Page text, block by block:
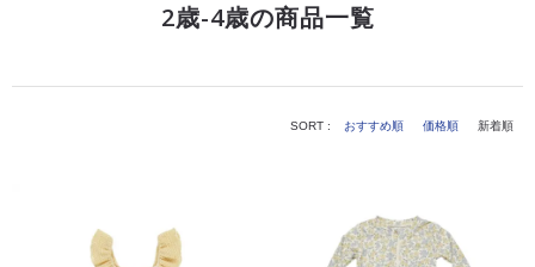
2歳-4歳の商品一覧
SORT : おすすめ順 価格順 新着順